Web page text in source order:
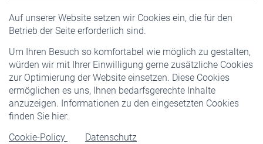
Auf unserer Website setzen wir Cookies ein, die für den
Betrieb der Seite erforderlich sind.
Um Ihren Besuch so komfortabel wie möglich zu gestalten,
würden wir mit Ihrer Einwilligung gerne zusätzliche Cookies
zur Optimierung der Website einsetzen. Diese Cookies
ermöglichen es uns, Ihnen bedarfsgerechte Inhalte
anzuzeigen. Informationen zu den eingesetzten Cookies
finden Sie hier:
Cookie-Policy
Datenschutz
Pflichtversicherung
Staatliche Förderung
Veranstaltungen
Rentner
Rentenbeginn
Rente beantragen